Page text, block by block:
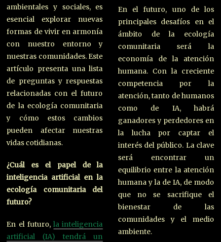
ambientales y sociales, es
esencial explorar nuevas
formas de vivir en armonía
con nuestro entorno y
nuestras comunidades. Este
artículo presenta una lista
de preguntas y respuestas
relacionadas con el futuro
de la ecología comunitaria
y cómo estos cambios
pueden afectar nuestras
vidas cotidianas.
¿Cuál es el papel de la
inteligencia artificial en la
ecología comunitaria del
futuro?
En el futuro,la inteligencia
artificial (IA) tendrá un
En el futuro, uno de los
principales desafíos en el
ámbito de la ecología
comunitaria será la
economía de la atención
humana. Con la creciente
competencia por la
atención, tanto de humanos
como de IA, habrá
ganadores y perdedores en
la lucha por captar el
interés del público. La clave
será encontrar un
equilibrio entre la atención
humana y la de IA, de modo
que no se sacrifique el
bienestar de las
comunidades y el medio
ambiente.